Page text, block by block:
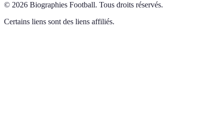
© 2026 Biographies Football. Tous droits réservés.
Certains liens sont des liens affiliés.